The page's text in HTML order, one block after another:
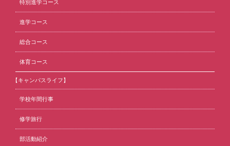
特別進学コース
進学コース
総合コース
体育コース
【キャンパスライフ】
学校年間行事
修学旅行
部活動紹介